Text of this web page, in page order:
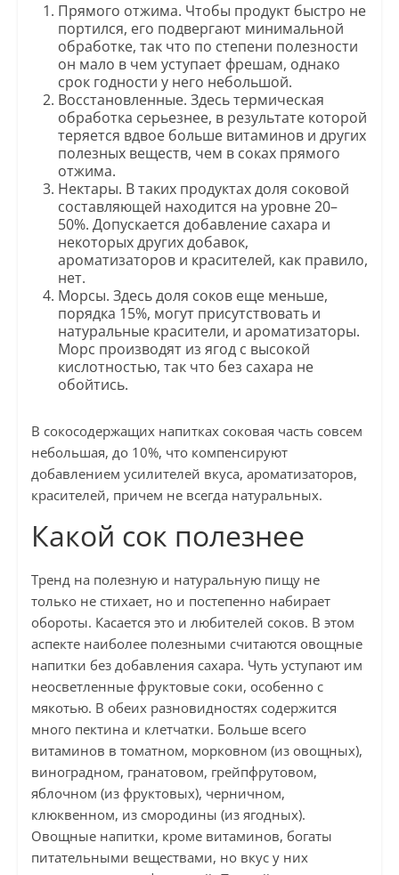
Прямого отжима. Чтобы продукт быстро не
портился, его подвергают минимальной
обработке, так что по степени полезности
он мало в чем уступает фрешам, однако
срок годности у него небольшой.
Восстановленные. Здесь термическая
обработка серьезнее, в результате которой
теряется вдвое больше витаминов и других
полезных веществ, чем в соках прямого
отжима.
Нектары. В таких продуктах доля соковой
составляющей находится на уровне 20–
50%. Допускается добавление сахара и
некоторых других добавок,
ароматизаторов и красителей, как правило,
нет.
Морсы. Здесь доля соков еще меньше,
порядка 15%, могут присутствовать и
натуральные красители, и ароматизаторы.
Морс производят из ягод с высокой
кислотностью, так что без сахара не
обойтись.
В сокосодержащих напитках соковая часть совсем
небольшая, до 10%, что компенсируют
добавлением усилителей вкуса, ароматизаторов,
красителей, причем не всегда натуральных.
Какой сок полезнее
Тренд на полезную и натуральную пищу не
только не стихает, но и постепенно набирает
обороты. Касается это и любителей соков. В этом
аспекте наиболее полезными считаются овощные
напитки без добавления сахара. Чуть уступают им
неосветленные фруктовые соки, особенно с
мякотью. В обеих разновидностях содержится
много пектина и клетчатки. Больше всего
витаминов в томатном, морковном (из овощных),
виноградном, гранатовом, грейпфрутовом,
яблочном (из фруктовых), черничном,
клюквенном, из смородины (из ягодных).
Овощные напитки, кроме витаминов, богаты
питательными веществами, но вкус у них